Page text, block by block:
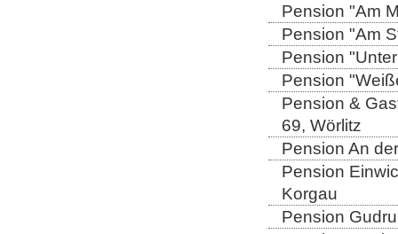
Pension "Am
Pension "Am
Pension
Pension
Pension &
69, Wörlitz
Pension An
Pension
Korgau
Pension